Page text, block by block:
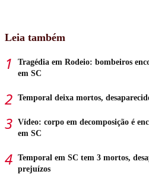
Leia também
Tragédia em Rodeio: bombeiros
em SC
Temporal deixa mortos,
Vídeo: corpo em decomposição é
em SC
Temporal em SC tem 3 mortos,
prejuízos